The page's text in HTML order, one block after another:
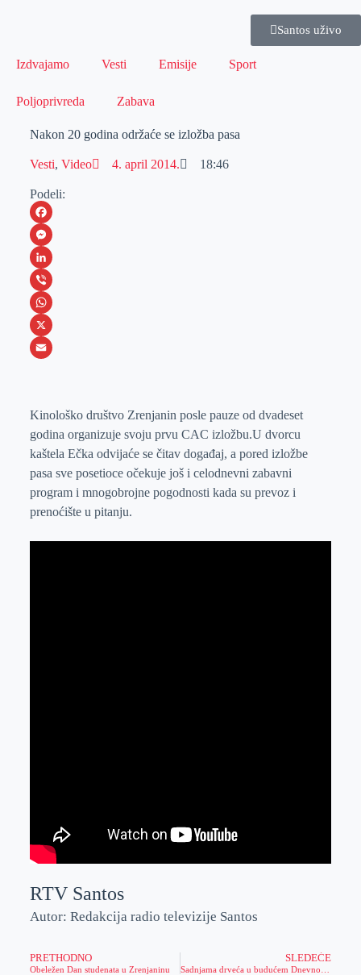
Santos uživo
Izdvajamo Vesti Emisije Sport
Poljoprivreda Zabava
Nakon 20 godina održaće se izložba pasa
Vesti, Video 4. april 2014. 18:46
Podeli:
F
a
c
e
b
o
M
e
s
s
e
e
r
L
i
n
k
I
n
V
i
b
W
h
s
A
p
p
X
a
i
l
Kinološko društvo Zrenjanin posle pauze od dvadeset
godina organizuje svoju prvu CAC izložbu.U dvorcu
kaštela Ečka odvijaće se čitav događaj, a pored izložbe
pasa sve posetioce očekuje još i celodnevni zabavni
program i mnogobrojne pogodnosti kada su prevoz i
prenoćište u pitanju.
RTV Santos
Autor: Redakcija radio televizije Santos
PRETHODNO
Obeležen Dan studenata u Zrenjaninu
SLEDEĆE